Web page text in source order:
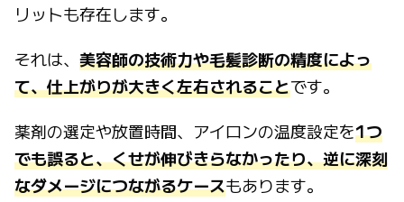
リットも存在します。
それは、 美容師の技術力や毛髪診断の精度によっ
て、仕上がりが大きく左右されることです。
薬剤の選定や放置時間、アイロンの温度設定を1つ
でも誤ると、くせが伸びきらなかったり、逆に深刻
なダメージにつながるケースもあります。